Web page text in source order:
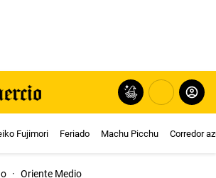
Fujimori Feriado Machu Picchu Corredor
· Oriente Medio